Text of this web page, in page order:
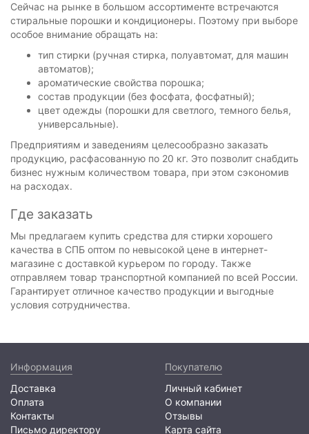
Сейчас на рынке в большом ассортименте встречаются
стиральные порошки и кондиционеры. Поэтому при выборе
особое внимание обращать на:
тип стирки (ручная стирка, полуавтомат, для машин
автоматов);
ароматические свойства порошка;
состав продукции (без фосфата, фосфатный);
цвет одежды (порошки для светлого, темного белья,
универсальные).
Предприятиям и заведениям целесообразно заказать
продукцию, расфасованную по 20 кг. Это позволит снабдить
бизнес нужным количеством товара, при этом сэкономив
на расходах.
Где заказать
Мы предлагаем купить средства для стирки хорошего
качества в СПБ оптом по невысокой цене в интернет-
магазине с доставкой курьером по городу. Также
отправляем товар транспортной компанией по всей России.
Гарантирует отличное качество продукции и выгодные
условия сотрудничества.
Информация
Доставка
Оплата
Контакты
Письмо директору
Покупателю
Личный кабинет
О компании
Отзывы
Карта сайта